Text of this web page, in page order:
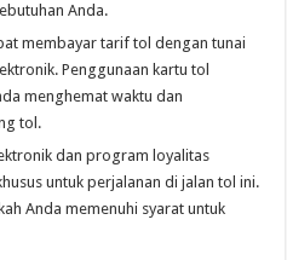
Anda.
membayar tarif tol dengan tunai
Penggunaan kartu tol
menghemat waktu dan
tol.
dan program loyalitas
untuk perjalanan di jalan tol ini.
Anda memenuhi syarat untuk